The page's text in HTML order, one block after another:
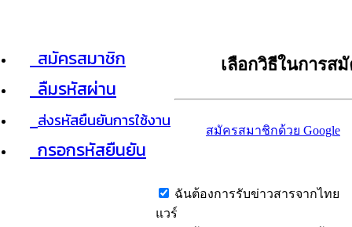
สมัครสมาชิก
ลืมรหัสผ่าน
ส่งรหัสยืนยันการใช้งาน
กรอกรหัสยืนยัน
เลือกวิธีในการส
สมัครสมาชิกด้วย Google
ฉันต้องการรับข่าวสารจากไทย
แวร์